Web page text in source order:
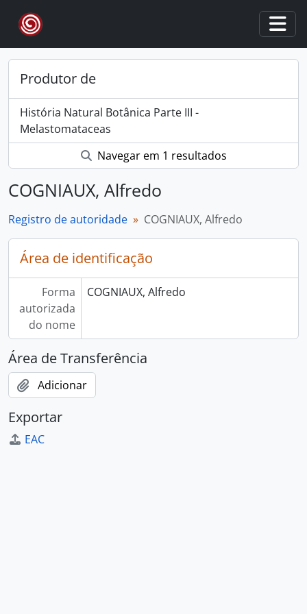
Skip to main content
Produtor de
História Natural Botânica Parte III -
Melastomataceas
Navegar em 1 resultados
COGNIAUX, Alfredo
Registro de autoridade COGNIAUX, Alfredo
Área de identificação
Forma
autorizada
do nome
COGNIAUX, Alfredo
Área de Transferência
Adicionar
Exportar
EAC